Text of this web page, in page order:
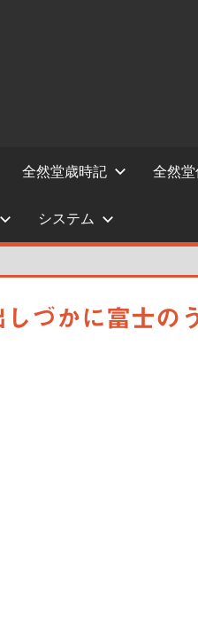
全然堂歳時記 全然
システム
づかに富士の